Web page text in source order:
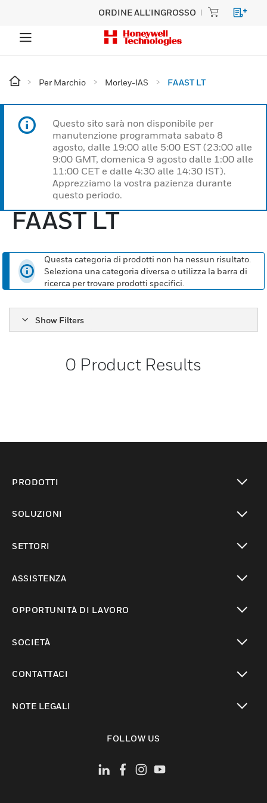
ORDINE ALL'INGROSSO
Per Marchio Morley-IAS FAAST LT
Questo sito sarà non disponibile per
manutenzione programmata sabato 8
agosto, dalle 19:00 alle 5:00 EST (23:00 alle
9:00 GMT, domenica 9 agosto dalle 1:00 alle
11:00 CET e dalle 4:30 alle 14:30 IST).
Apprezziamo la vostra pazienza durante
questo periodo.
FAAST LT
Questa categoria di prodotti non ha nessun risultato.
Seleziona una categoria diversa o utilizza la barra di
ricerca per trovare prodotti specifici.
Show Filters
0 Product Results
PRODOTTI
SOLUZIONI
SETTORI
ASSISTENZA
OPPORTUNITÀ DI LAVORO
SOCIETÀ
CONTATTACI
NOTE LEGALI
FOLLOW US